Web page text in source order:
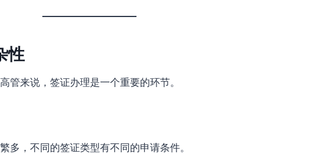
性
管来说，签证办理是一个重要的环节。
多，不同的签证类型有不同的申请条件。